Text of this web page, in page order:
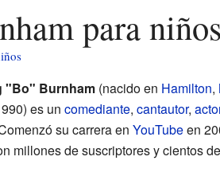
para niños
"Bo" Burnham(nacido en Hamilton,
es un comediante, cantautor,
su carrera en YouTubeen
millones de suscriptores y cientos